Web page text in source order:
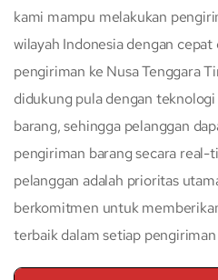
kami mampu melakukan
wilayah Indonesia dengan cepat
pengiriman ke Nusa Tenggara
didukung pula dengan
barang, sehingga pelanggan
pengiriman barang secara real-
pelanggan adalah prioritas
berkomitmen untuk
terbaik dalam setiap pengiriman